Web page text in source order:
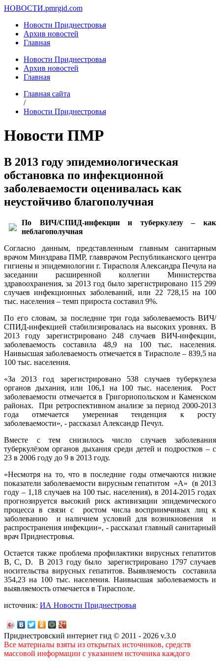
НОВОСТИ.pmrgid.com
Новости Приднестровья
Архив новостей
Главная
Новости Приднестровья
Архив новостей
Главная
Главная сайта
/
Новости Приднестровья
Новости ПМР
В 2013 году эпидемиологическая
обстановка по инфекционной
заболеваемости оценивалась как
неустойчиво благополучная
По ВИЧ/СПИД-инфекции и туберкулезу – как
неблагополучная
Согласно данным, представленным главным санитарным
врачом Минздрава ПМР, главврачом Республиканского центра
гигиены и эпидемиологии г. Тирасполя Александра Печула на
заседании расширенной коллегии Министерства
здравоохранения, за 2013 год было зарегистрировано 115 299
случаев инфекционных заболеваний, или 22 728,15 на 100
тыс. населения – темп прироста составил 9%.
По его словам, за последние три года заболеваемость ВИЧ/
СПИД-инфекцией стабилизировалась на высоких уровнях. В
2013 году зарегистрировано 248 случаев ВИЧ-инфекции,
заболеваемость составила 48,9 на 100 тыс. населения.
Наивысшая заболеваемость отмечается в Тирасполе – 839,5 на
100 тыс. населения.
«За 2013 год зарегистрировано 538 случаев туберкулеза
органов дыхания, или 106,1 на 100 тыс. населения. Рост
заболеваемости отмечается в Григориопольском и Каменском
районах. При ретроспективном анализе за период 2000-2013
года отмечается умеренная тенденция к росту
заболеваемости», - рассказал Александр Печул.
Вместе с тем снизилось число случаев заболевания
туберкулёзом органов дыхания среди детей и подростков – с
23 в 2006 году до 9 в 2013 году.
«Несмотря на то, что в последние годы отмечаются низкие
показатели заболеваемости вирусным гепатитом «А» (в 2013
году – 1,18 случаев на 100 тыс. населения), в 2014-2015 годах
прогнозируется высокий риск активизации эпидемического
процесса в связи с ростом числа восприимчивых лиц к
заболеванию и наличием условий для возникновения и
распространения инфекции», - рассказал главный санитарный
врач Приднестровья.
Остается также проблема профилактики вирусных гепатитов
В, С, D. В 2013 году было зарегистрировано 1797 случаев
носительства вирусных гепатитов. Выявляемость составила
354,23 на 100 тыс. населения. Наивысшая заболеваемость и
выявляемость отмечается в Тирасполе.
источник: ИА Новости Приднестровья
Приднестровский интернет гид © 2011 - 2026 v.3.0
Все материалы взяты из открытых источников, средств
массовой информации с указанием источника каждого